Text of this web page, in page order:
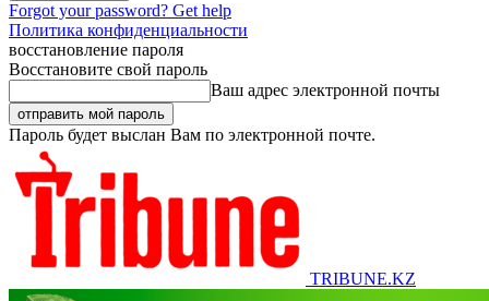
Forgot your password? Get help
Политика конфиденциальности
восстановление пароля
Восстановите свой пароль
Ваш адрес электронной почты
Пароль будет выслан Вам по электронной почте.
TRIBUNE.KZ